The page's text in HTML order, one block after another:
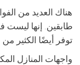
هناك العديد من
طابقين. إنها ليست
توفر أيضًا الكثير من
واجهات المنازل